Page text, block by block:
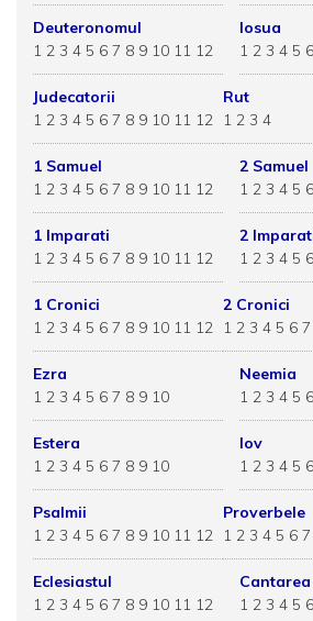
Deuteronomul
1 2 3 4 5 6 7 8 9 10 11 12
Iosua
1 2 3 4 5 6
Judecatorii
1 2 3 4 5 6 7 8 9 10 11 12
Rut
1 2 3 4
1 Samuel
1 2 3 4 5 6 7 8 9 10 11 12
2 Samuel
1 2 3 4 5 6
1 Imparati
1 2 3 4 5 6 7 8 9 10 11 12
2
1 2 3 4 5 6
1 Cronici
1 2 3 4 5 6 7 8 9 10 11 12
2 Cronici
1 2 3 4 5 6 7
Ezra
1 2 3 4 5 6 7 8 9 10
Neemia
1 2 3 4 5 6
Estera
1 2 3 4 5 6 7 8 9 10
Iov
1 2 3 4 5 6
Psalmii
1 2 3 4 5 6 7 8 9 10 11 12
Proverbele
1 2 3 4 5 6 7
Eclesiastul
1 2 3 4 5 6 7 8 9 10 11 12
1 2 3 4 5 6